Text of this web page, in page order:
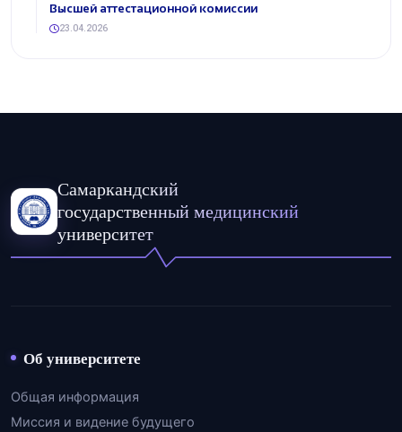
Высшей аттестационной комиссии
23.04.2026
Самаркандский
государственный медицинский
университет
Об университете
Общая информация
Миссия и видение будущего